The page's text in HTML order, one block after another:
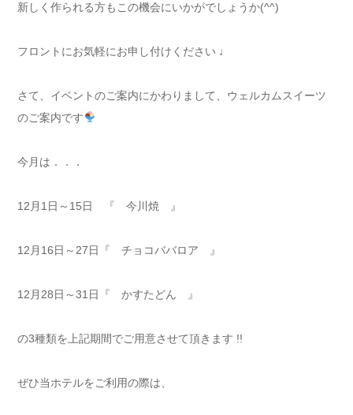
新しく作られる方もこの機会にいかがでしょうか(^^)
フロントにお気軽にお申し付けください ♩
さて、イベントのご案内にかわりまして、ウェルカムスイーツ
のご案内です
今月は．．．
12月1日～15日 『 今川焼 』
12月16日～27日『 チョコババロア 』
12月28日～31日『 かすたどん 』
の3種類を上記期間でご用意させて頂きます !!
ぜひ当ホテルをご利用の際は、